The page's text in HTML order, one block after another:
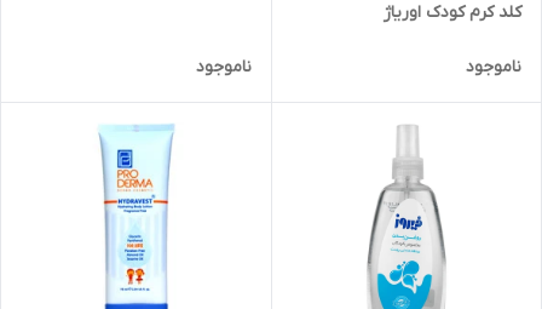
کلد کرم کودک اوریاژ
ناموجود ناموجود